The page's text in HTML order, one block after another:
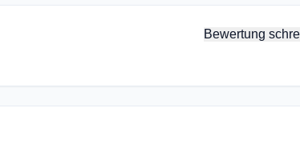
Bewertung